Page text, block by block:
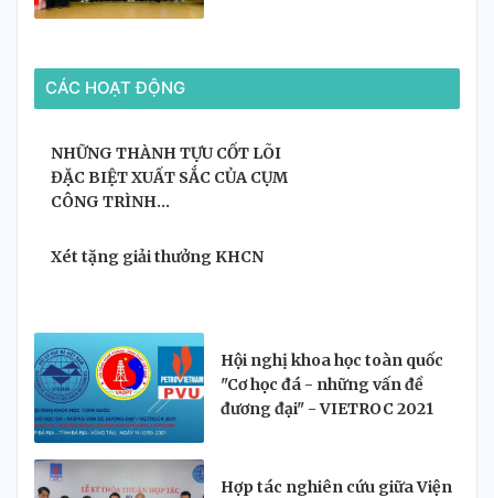
CÁC HOẠT ĐỘNG
NHỮNG THÀNH TỰU CỐT LÕI
ĐẶC BIỆT XUẤT SẮC CỦA CỤM
CÔNG TRÌNH...
Xét tặng giải thưởng KHCN
Hội nghị khoa học toàn quốc
"Cơ học đá - những vấn đề
đương đại" - VIETROC 2021
Hợp tác nghiên cứu giữa Viện